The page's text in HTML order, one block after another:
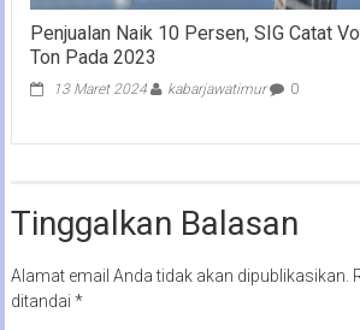
Penjualan Naik 10 Persen, SIG Catat
Ton Pada 2023
13 Maret 2024 kabarjawatimur 0
Tinggalkan Balasan
Alamat email Anda tidak akan dipublikasikan.
ditandai *